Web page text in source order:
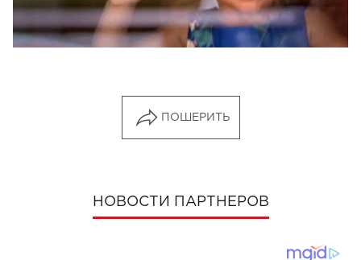
ПОШЕРИТЬ
НОВОСТИ ПАРТНЕРОВ